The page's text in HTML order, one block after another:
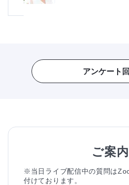
アンケート
ご案内
※当日ライブ配信中の質問は
付けております。